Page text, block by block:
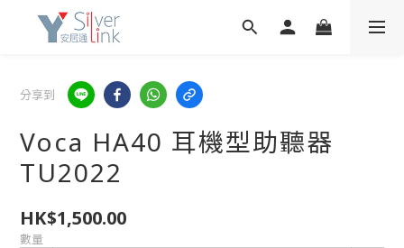
分享到
Voca HA40 耳機型助聽器
TU2022
HK$1,500.00
數量